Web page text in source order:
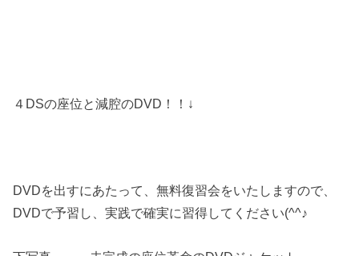
４DSの座位と減腔のDVD！！↓
DVDを出すにあたって、無料復習会をいたしますので、
DVDで予習し、実践で確実に習得してください(^^♪